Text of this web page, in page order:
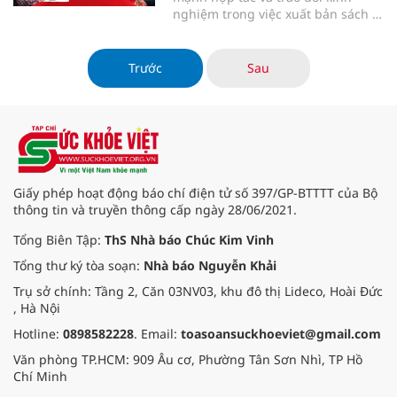
nghiệm trong việc xuất bản sách in
văn học mỗi nước tới bạn đọc Việt
Nam, Cuba và quốc tế.
Trước Sau
Giấy phép hoạt động báo chí điện tử số 397/GP-BTTTT của Bộ
thông tin và truyền thông cấp ngày 28/06/2021.
Tổng Biên Tập: ThS Nhà báo Chúc Kim Vinh
Tổng thư ký tòa soạn: Nhà báo Nguyễn Khải
Trụ sở chính: Tầng 2, Căn 03NV03, khu đô thị Lideco, Hoài Đức
, Hà Nội
Hotline: 0898582228. Email: toasoansuckhoeviet@gmail.com
Văn phòng TP.HCM: 909 Âu cơ, Phường Tân Sơn Nhì, TP Hồ
Chí Minh